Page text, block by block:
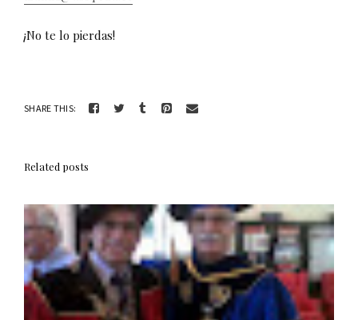
¡No te lo pierdas!
SHARE THIS:
Related posts